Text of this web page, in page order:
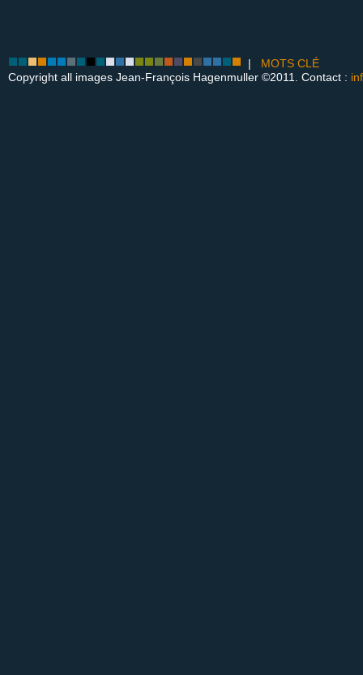
| MOTS CLÉ
Copyright all images Jean-François Hagenmuller ©2011. Contact :